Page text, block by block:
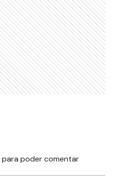
para poder comentar